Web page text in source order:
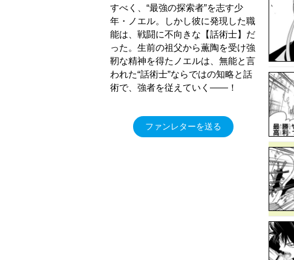
すべく、“最強の探索者”を志す少
年・ノエル。しかし彼に発現した職
能は、戦闘に不向きな【話術士】だ
った。生前の祖父から薫陶を受け強
靭な精神を得たノエルは、無能と言
われた“話術士”ならではの知略と話
術で、強者を従えていく――！
ファンレターを送る